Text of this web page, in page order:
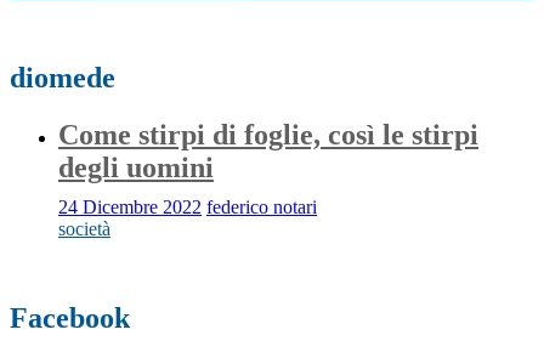
diomede
Come stirpi di foglie, così le stirpi
degli uomini
24 Dicembre 2022 federico notari
società
Facebook